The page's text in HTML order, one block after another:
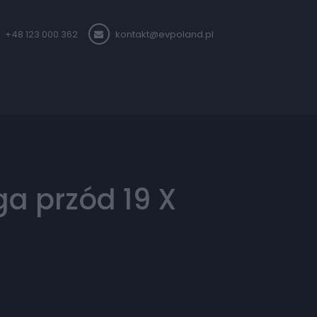
+48 123 000 362 kontakt@evpoland.pl
przód 19 X